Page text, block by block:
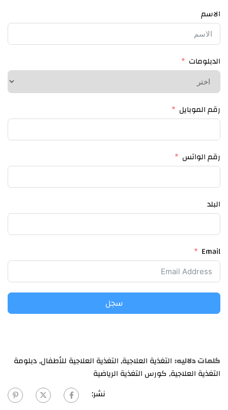
الاسم
الدبلومات
رقم الموبايل
رقم الواتس
البلد
Email
سجل
كلمات دلاليه: التغذية العلاجية,التغذية العلاجية للأطفال,دبلومة
التغذية العلاجية, كورس التغذية الرياضية
نشر: